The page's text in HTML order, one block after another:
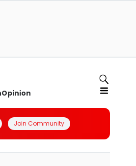
Opinion
Join Community